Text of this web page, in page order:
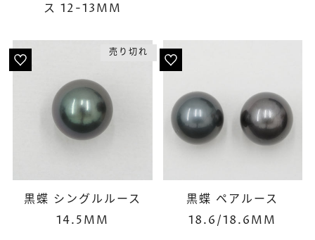
ス 12-13MM
売り切れ
黒蝶 シングルルース
14.5MM
黒蝶 ペアルース
18.6/18.6MM